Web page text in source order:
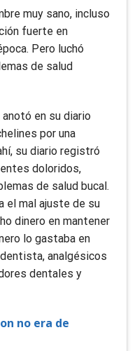
muy sano, incluso
fuerte en
Pero luchó
de salud
en su diario
por una
su diario registró
doloridos,
de salud bucal.
el mal ajuste de su
dinero en mantener
lo gastaba en
analgésicos
dentales y
no era de